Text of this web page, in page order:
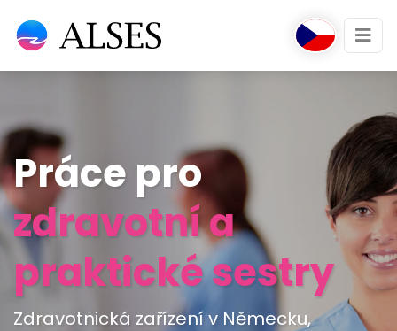
Práce pro
zdravotní a
praktické sestry
Zdravotnická zařízení v Německu,